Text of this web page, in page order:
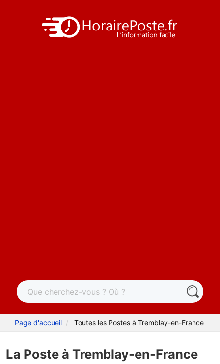
Page d'accueil Toutes les Postes à Tremblay-en-France
La Poste à Tremblay-en-France